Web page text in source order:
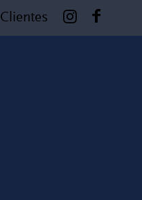
Clientes